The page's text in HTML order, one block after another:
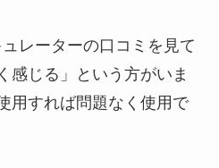
レーターの口コミを見て
感じる」という方がいま
用すれば問題なく使用で